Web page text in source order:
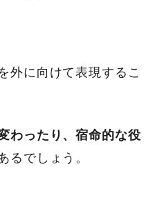
外に向けて表現するこ
わったり、宿命的な役
でしょう。